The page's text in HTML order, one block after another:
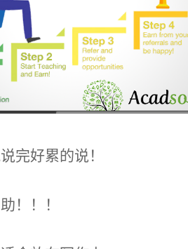
完好累的说！
！！！